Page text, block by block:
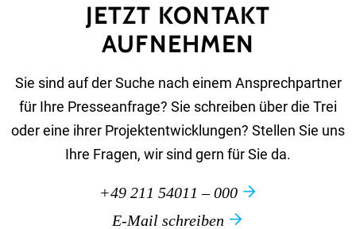
JETZT KONTAKT
AUFNEHMEN
Sie sind auf der Suche nach einem Ansprechpartner
für Ihre Presseanfrage? Sie schreiben über die Trei
oder eine ihrer Projektentwicklungen? Stellen Sie uns
Ihre Fragen, wir sind gern für Sie da.
+49 211 54011 – 000
E-Mail schreiben